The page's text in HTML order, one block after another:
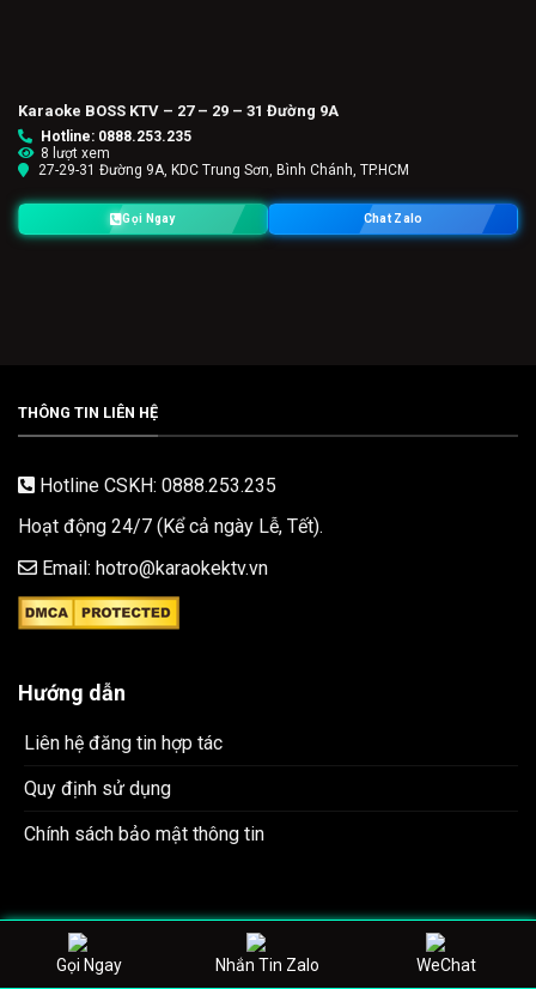
Gọi Ngay Nhắn Tin Zalo WeChat
Karaoke BOSS KTV – 27 – 29 – 31 Đường 9A
Hotline: 0888.253.235
8 lượt xem
27-29-31 Đường 9A, KDC Trung Sơn, Bình Chánh, TP.HCM
Gọi Ngay Chat Zalo
THÔNG TIN LIÊN HỆ
Hotline CSKH: 0888.253.235
Hoạt động 24/7 (Kể cả ngày Lễ, Tết).
Email: hotro@karaokektv.vn
Hướng dẫn
Liên hệ đăng tin hợp tác
Quy định sử dụng
Chính sách bảo mật thông tin
Về Karaoke KTV
Toplist